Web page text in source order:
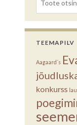
TEEMAPILV
Aagaard´s
konkurss